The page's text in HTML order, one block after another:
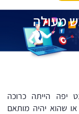
מעולה
יפה הייתה כרוכה
שהוא יהיה מותאם